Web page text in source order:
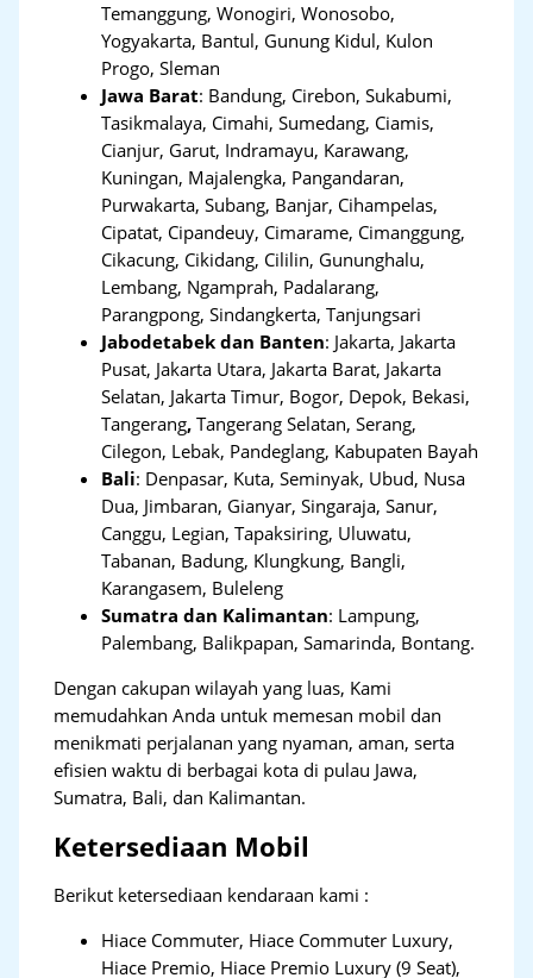
Temanggung, Wonogiri, Wonosobo,
Yogyakarta, Bantul, Gunung Kidul, Kulon
Progo, Sleman
Jawa Barat: Bandung, Cirebon, Sukabumi,
Tasikmalaya, Cimahi, Sumedang, Ciamis,
Cianjur, Garut, Indramayu, Karawang,
Kuningan, Majalengka, Pangandaran,
Purwakarta, Subang, Banjar, Cihampelas,
Cipatat, Cipandeuy, Cimarame, Cimanggung,
Cikacung, Cikidang, Cililin, Gununghalu,
Lembang, Ngamprah, Padalarang,
Parangpong, Sindangkerta, Tanjungsari
Jabodetabek dan Banten: Jakarta, Jakarta
Pusat, Jakarta Utara, Jakarta Barat, Jakarta
Selatan, Jakarta Timur, Bogor, Depok, Bekasi,
Tangerang,Tangerang Selatan, Serang,
Cilegon, Lebak, Pandeglang, Kabupaten Bayah
Bali: Denpasar, Kuta, Seminyak, Ubud, Nusa
Dua, Jimbaran, Gianyar, Singaraja, Sanur,
Canggu, Legian, Tapaksiring, Uluwatu,
Tabanan, Badung, Klungkung, Bangli,
Karangasem, Buleleng
Sumatra dan Kalimantan: Lampung,
Palembang, Balikpapan, Samarinda, Bontang.
Dengan cakupan wilayah yang luas, Kami
memudahkan Anda untuk memesan mobil dan
menikmati perjalanan yang nyaman, aman, serta
efisien waktu di berbagai kota di pulau Jawa,
Sumatra, Bali, dan Kalimantan.
Ketersediaan Mobil
Berikut ketersediaan kendaraan kami :
Hiace Commuter, Hiace Commuter Luxury,
Hiace Premio, Hiace Premio Luxury (9 Seat),